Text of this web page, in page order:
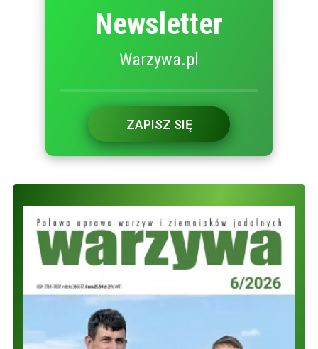
Newsletter
Warzywa.pl
ZAPISZ SIĘ